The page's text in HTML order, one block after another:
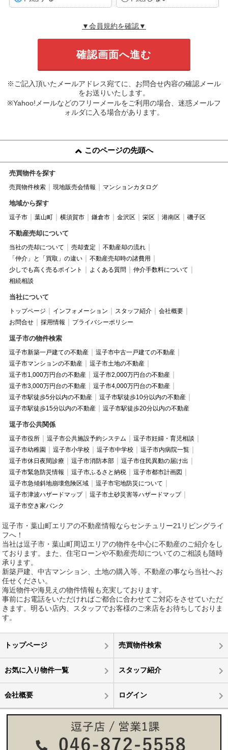
▼会員規約を確認▼
※ご記入頂いたメールアドレス宛てに、お問合せ内容の確認メール
をお送りいたします。
※Yahoo!メールなどのフリーメールをご利用の場合、迷惑メールフ
ォルダに入る場合があります。
このページの先頭へ
売買物件を探す
売買物件検索 現地販売会情報 マンションカタログ
地域から探す
逗子市 葉山町 横須賀市 鎌倉市 金沢区 栄区 港南区 磯子区
不動産売却について
当社の売却について 売却査定
不動産却の流れ
「仲介」と「買取」の違い
不動産売却時の諸費用
少しでも高く売るポイント
よくある質問
仲介手数料について
相続相談
当社について
トップページ インフォメーション スタッフ紹介
会社概要
お問合せ
採用情報 プライバシーポリシー
逗子市の物件検索
逗子市新築一戸建ての不動産
逗子市中古一戸建ての不動産
逗子市マンションの不動産
逗子市土地の不動産
逗子市1,000万円台の不動産
逗子市2,000万円台の不動産
逗子市3,000万円台の不動産
逗子市4,000万円台の不動産
逗子市駅徒歩5分以内の不動産
逗子市駅徒歩10分以内の不動産
逗子市駅徒歩15分以内の不動産
逗子市駅徒歩20分以内の不動産
逗子市公共関係
逗子市役所 逗子市公共施設予約システム
逗子市妊婦・育児相談
逗子市幼稚園
逗子市小学校 逗子市中学校
逗子市内病院一覧
逗子市休日夜間診療
逗子市消防本部
逗子市住民異動の届け出
逗子市緊急防災情報
逗子市ふるさと納税
逗子市都市計画図
逗子市急傾斜地崩壊危険区域
逗子市宅地防災について
逗子市津波ハザードマップ
逗子市土砂災害等ハザードマップ
逗子市空き家バンク
逗子市・葉山町エリアの不動産情報ならセンチュリー21リビングライ
フへ！
当社は逗子市・葉山町周辺エリアの物件を中心に不動産のご紹介をし
ております。また、住宅ローンや不動産売却についてのご相談も随時
承ります。
新築戸建、中古マンション、土地の購入等、不動産の事なら当社へお
任せください。
海近物件や海見えの物件情報も充実しております。
事前にお電話をいただければご都合に合わせてご対応をさせていただ
きます。明るい店内、スタッフでお客様のご来店をお待ちしておりま
す。
トップページ 売買物件検索
お気に入り物件一覧 スタッフ紹介
会社概要 ログイン